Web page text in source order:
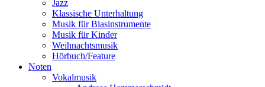
Jazz
Klassische Unterhaltung
Musik für Blasinstrumente
Musik für Kinder
Weihnachtsmusik
Hörbuch/Feature
Noten
Vokalmusik